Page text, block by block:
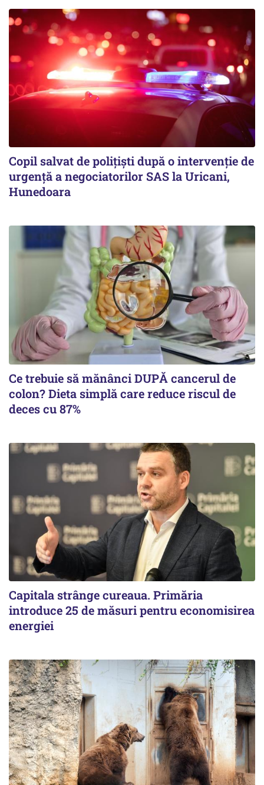
Copil salvat de polițiști după o intervenție de
urgență a negociatorilor SAS la Uricani,
Hunedoara
Ce trebuie să mănânci DUPĂ cancerul de
colon? Dieta simplă care reduce riscul de
deces cu 87%
Capitala strânge cureaua. Primăria
introduce 25 de măsuri pentru economisirea
energiei